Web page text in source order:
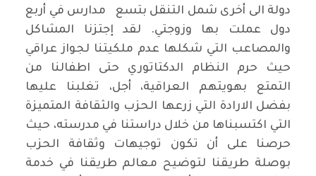
دولة الى أخرى شمل التنقل بتسع مدارس في أربع
دول عملت بها وزوجتي. لقد إجتزنا المشاكل
والمصاعب التي شكلها عدم ملكيتنا لجواز عراقي
حيث حرم النظام الدكتاتوري حتى اطفالنا من
التمتع بهويتهم العراقية، أجل، تغلبنا عليها
بفضل الارادة التي زرعها الحزب والثقافة المتميزة
التي اكتسبناها من خلال دراستنا في مدرسته، حيث
حرصنا على أن تكون توجيهات وثقافة الحزب
بوصلة طريقنا لتوضيح معالم طريقنا في خدمة